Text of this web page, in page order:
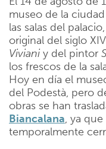
museo de la
las salas del
original del siglo
Viviani y del pintor
los frescos de la
Hoy en día el
del Podestà, pero
obras se han
Biancalana, ya
temporalmente